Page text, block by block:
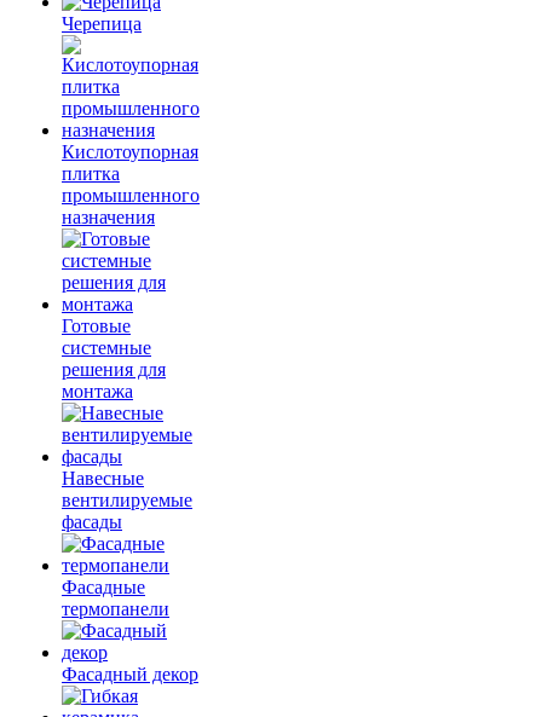
Черепица
Кислотоупорная
плитка
промышленного
назначения
Готовые
системные
решения для
монтажа
Навесные
вентилируемые
фасады
Фасадные
термопанели
Фасадный декор